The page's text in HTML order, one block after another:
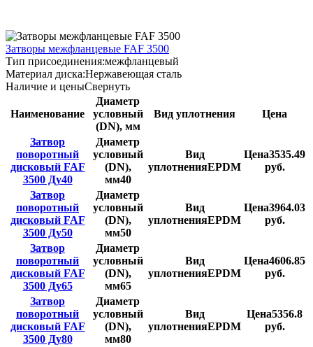
Затворы межфланцевые FAF 3500
Тип присоединения:межфланцевый
Материал диска:Нержавеющая сталь
Наличие и ценыСвернуть
Наименование
Диаметр
условный
(DN), мм
Вид уплотнения Цена
Затвор
поворотный
дисковый FAF
3500 Ду40
Диаметр
условный
(DN),
мм40
Вид
уплотненияEPDM
Цена3535.49
руб.
Затвор
поворотный
дисковый FAF
3500 Ду50
Диаметр
условный
(DN),
мм50
Вид
уплотненияEPDM
Цена3964.03
руб.
Затвор
поворотный
дисковый FAF
3500 Ду65
Диаметр
условный
(DN),
мм65
Вид
уплотненияEPDM
Цена4606.85
руб.
Затвор
поворотный
дисковый FAF
3500 Ду80
Диаметр
условный
(DN),
мм80
Вид
уплотненияEPDM
Цена5356.8
руб.